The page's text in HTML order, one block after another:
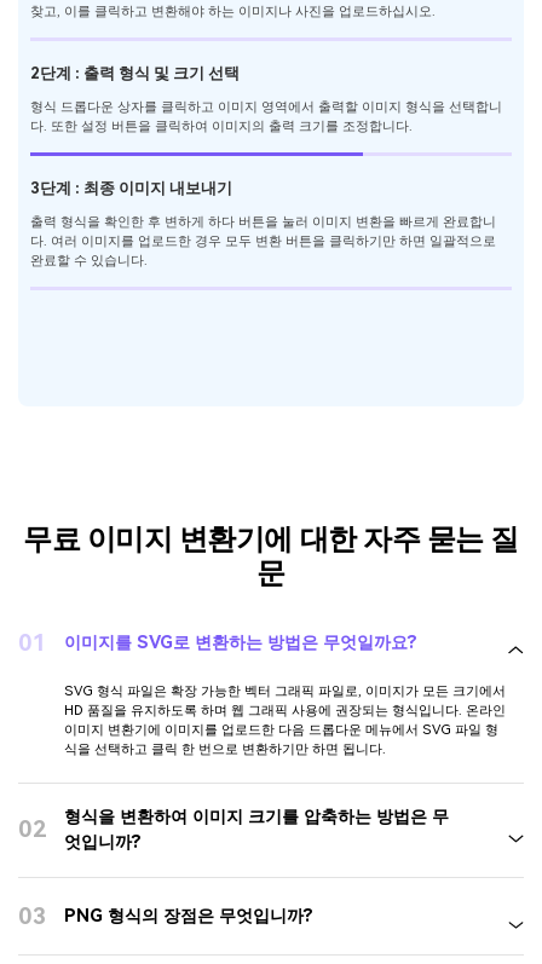
찾고, 이를 클릭하고 변환해야 하는 이미지나 사진을 업로드하십시오.
2단계 : 출력 형식 및 크기 선택
형식 드롭다운 상자를 클릭하고 이미지 영역에서 출력할 이미지 형식을 선택합니
다. 또한 설정 버튼을 클릭하여 이미지의 출력 크기를 조정합니다.
3단계 : 최종 이미지 내보내기
출력 형식을 확인한 후 변하게 하다 버튼을 눌러 이미지 변환을 빠르게 완료합니
다. 여러 이미지를 업로드한 경우 모두 변환 버튼을 클릭하기만 하면 일괄적으로
완료할 수 있습니다.
무료 이미지 변환기에 대한 자주 묻는 질
문
01 이미지를 SVG로 변환하는 방법은 무엇일까요?
SVG 형식 파일은 확장 가능한 벡터 그래픽 파일로, 이미지가 모든 크기에서
HD 품질을 유지하도록 하며 웹 그래픽 사용에 권장되는 형식입니다. 온라인
이미지 변환기에 이미지를 업로드한 다음 드롭다운 메뉴에서 SVG 파일 형
식을 선택하고 클릭 한 번으로 변환하기만 하면 됩니다.
02
형식을 변환하여 이미지 크기를 압축하는 방법은 무
엇입니까?
03 PNG 형식의 장점은 무엇입니까?